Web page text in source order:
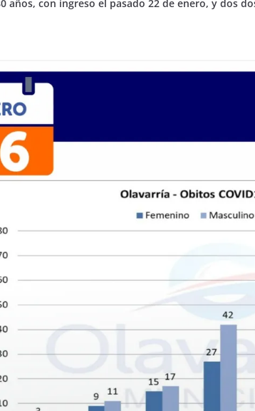
años, con ingreso el pasado 22 de enero, y dos